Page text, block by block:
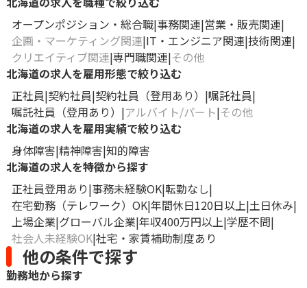
オープンポジション・総合職 事務関連 営業・販売関連
企画・マーケティング関連 IT・エンジニア関連 技術関連
クリエイティブ関連 専門職関連 その他
北海道の求人を雇用形態で絞り込む
正社員 契約社員 契約社員（登用あり）
嘱託社員
嘱託社員（登用あり）
アルバイト/パート その他
北海道の求人を雇用実績で絞り込む
身体障害 精神障害 知的障害
北海道の求人を特徴から探す
正社員登用あり 事務未経験OK 転勤なし
在宅勤務（テレワーク）OK 年間休日120日以上 土日休み
上場企業 グローバル企業 年収400万円以上 学歴不問
社会人未経験OK 社宅・家賃補助制度あり
他の条件で探す
勤務地から探す